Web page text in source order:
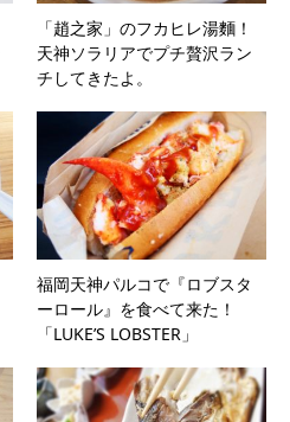
「趙之家」のフカヒレ湯麵！
天神ソラリアでプチ贅沢ラン
チしてきたよ。
福岡天神パルコで『ロブスタ
ーロール』を食べて来た！
「LUKE’S LOBSTER」